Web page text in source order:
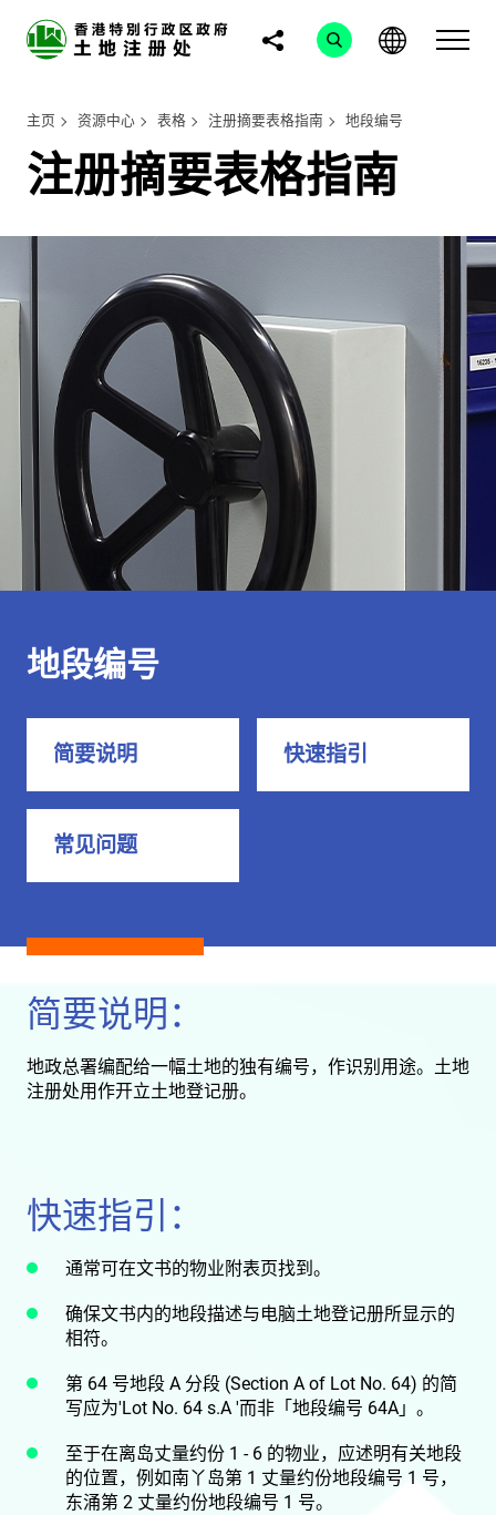
主页 资源中心 表格 注册摘要表格指南 地段编号
注册摘要表格指南
地段编号
简要说明 快速指引
常见问题
简要说明：
地政总署编配给一幅土地的独有编号，作识别用途。土地
注册处用作开立土地登记册。
快速指引：
通常可在文书的物业附表页找到。
确保文书内的地段描述与电脑土地登记册所显示的
相符。
第 64 号地段 A 分段 (Section A of Lot No. 64) 的简
写应为'Lot No. 64 s.A '而非「地段编号 64A」。
至于在离岛丈量约份 1 - 6 的物业，应述明有关地段
的位置，例如南丫岛第 1 丈量约份地段编号 1 号，
东涌第 2 丈量约份地段编号 1 号。